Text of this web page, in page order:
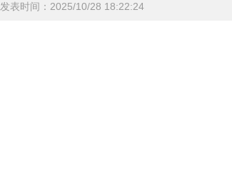
发表时间：2025/10/28 18:22:24